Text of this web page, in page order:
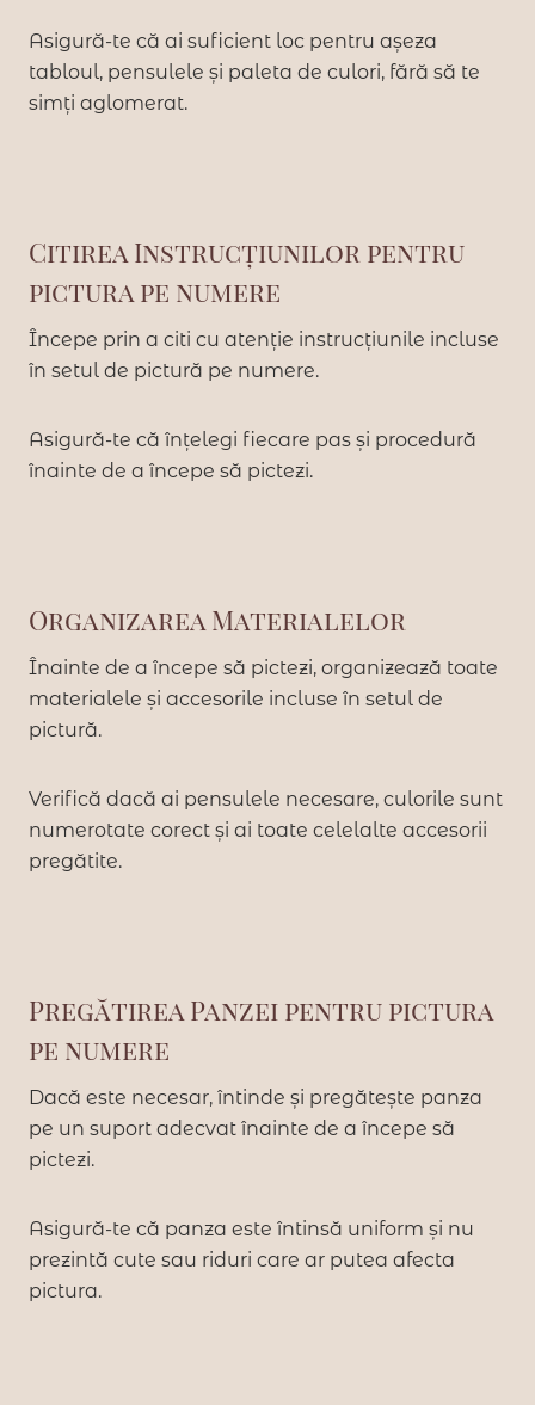
Asigură-te că ai suficient loc pentru așeza
tabloul, pensulele și paleta de culori, fără să te
simți aglomerat.
Citirea Instrucțiunilor pentru
pictura pe numere
Începe prin a citi cu atenție instrucțiunile incluse
în setul de pictură pe numere.
Asigură-te că înțelegi fiecare pas și procedură
înainte de a începe să pictezi.
Organizarea Materialelor
Înainte de a începe să pictezi, organizează toate
materialele și accesorile incluse în setul de
pictură.
Verifică dacă ai pensulele necesare, culorile sunt
numerotate corect și ai toate celelalte accesorii
pregătite.
Pregătirea Panzei pentru pictura
pe numere
Dacă este necesar, întinde și pregătește panza
pe un suport adecvat înainte de a începe să
pictezi.
Asigură-te că panza este întinsă uniform și nu
prezintă cute sau riduri care ar putea afecta
pictura.